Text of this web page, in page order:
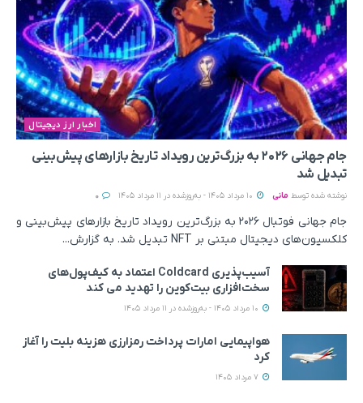
اخبار ارز دیجیتال
جام جهانی ۲۰۲۶ به بزرگ‌ترین رویداد تاریخ بازارهای پیش‌بینی
تبدیل شد
نوشته شده توسط مانی
جام جهانی فوتبال ۲۰۲۶ به بزرگ‌ترین رویداد تاریخ بازارهای پیش‌بینی و
کلکسیون‌های دیجیتال مبتنی بر NFT تبدیل شد. به‌ گزارش...
آسیب‌پذیری Coldcard اعتماد به کیف‌پول‌های
سخت‌افزاری بیت‌کوین را تهدید می‌ کند
هواپیمایی امارات پرداخت رمزارزی هزینه بلیت را آغاز
کرد